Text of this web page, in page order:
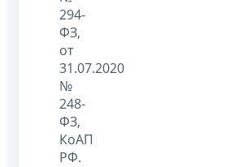
294-
ФЗ,
от
31.07.2020
№
248-
ФЗ,
КоАП
РФ.